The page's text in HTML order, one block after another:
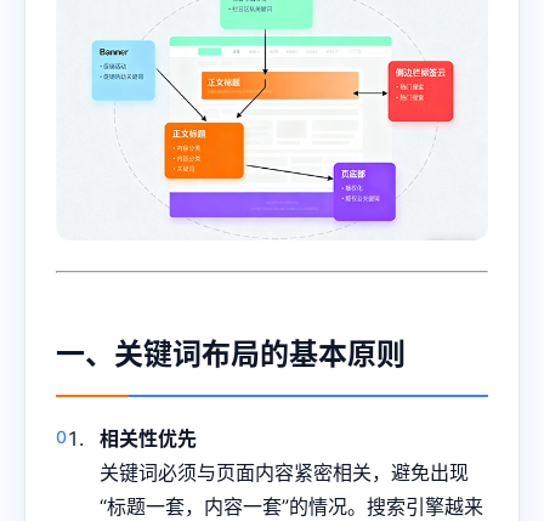
一、关键词布局的基本原则
相关性优先
关键词必须与页面内容紧密相关，避免出现
“标题一套，内容一套”的情况。搜索引擎越来